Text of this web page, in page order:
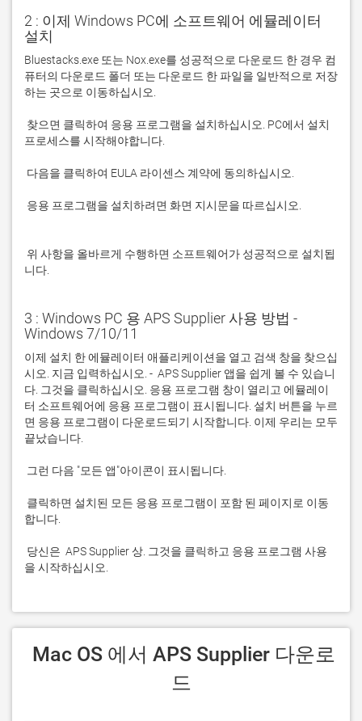
2 : 이제 Windows PC에 소프트웨어 에뮬레이터
설치
Bluestacks.exe 또는 Nox.exe를 성공적으로 다운로드 한 경우 컴
퓨터의 다운로드 폴더 또는 다운로드 한 파일을 일반적으로 저장
니다.
3 : Windows PC 용 APS Supplier 사용 방법 -
Windows 7/10/11
이제 설치 한 에뮬레이터 애플리케이션을 열고 검색 창을 찾으십
시오. 지금 입력하십시오. -  APS Supplier 앱을 쉽게 볼 수 있습니
다. 그것을 클릭하십시오. 응용 프로그램 창이 열리고 에뮬레이
터 소프트웨어에 응용 프로그램이 표시됩니다. 설치 버튼을 누르
면 응용 프로그램이 다운로드되기 시작합니다. 이제 우리는 모두
을 시작하십시오.
드